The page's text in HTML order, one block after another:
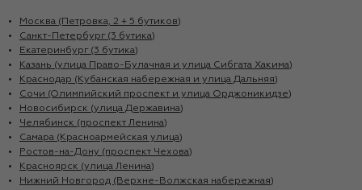
Москва (Петровка, 2 + 5 бутиков)
Санкт-Петербург (3 бутика)
Екатеринбург (3 бутика)
Казань (улица Право-Булачная и улица Сибгата Хакима)
Краснодар (Кубанская набережная и улица Дальняя)
Сочи (Олимпийский проспект и улица Орджоникидзе)
Новосибирск (улица Державина)
Челябинск (проспект Ленина)
Самара (Красноармейская улица)
Ростов-на-Дону (проспект Чехова)
Красноярск (улица Ленина)
Нижний Новгород (Верхне-Волжская набережная)